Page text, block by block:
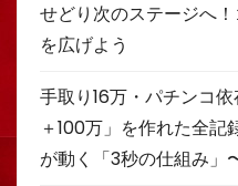
せどり次のステージへ
を広げよう
手取り16万・パチンコ
＋100万」を作れた全
が動く「3秒の仕組み」